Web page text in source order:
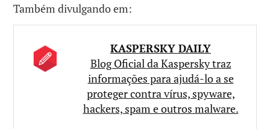
Também divulgando em:
KASPERSKY DAILY
Blog Oficial da Kaspersky traz
informações para ajudá-lo a se
proteger contra vírus, spyware,
hackers, spam e outros malware.